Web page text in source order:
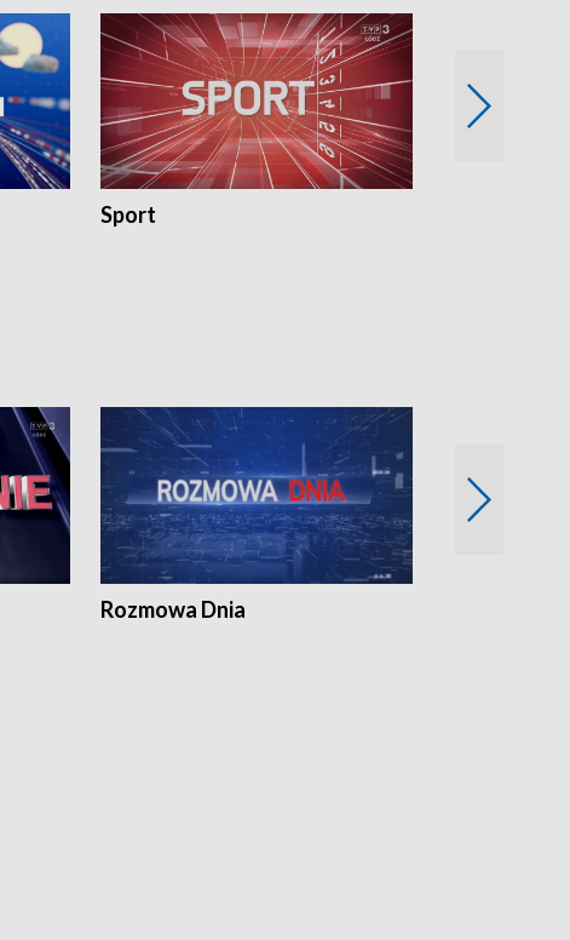
Sport
Rozmowa Dnia